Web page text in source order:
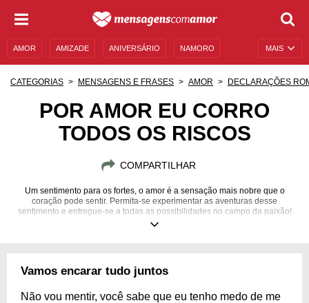
MAIS
AMOR AMIZADE ANIVERSÁRIO NAMORO
MENSAGENS E FRASES MENSAGENS DE ANIVERSÁRIO
CATEGORIAS MENSAGENS E FRASES AMOR DECLARAÇÕES
POR AMOR EU CORRO
TODOS OS RISCOS
COMPARTILHAR
Um sentimento para os fortes, o amor é a sensação mais nobre que o
coração pode sentir. Permita-se experimentar as aventuras desse
sentimento e entregue-se a todas as possibilidades no campo da paixão!
Você está disposto a correr riscos?
Vamos encarar tudo juntos
Não vou mentir, você sabe que eu tenho medo de me